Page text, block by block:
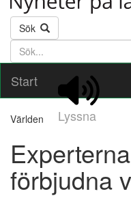
Sök
Söktext
Start
Lyssna
Världen
förbjudna